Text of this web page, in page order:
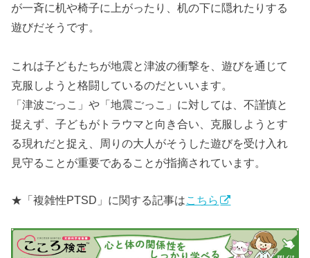
が一斉に机や椅子に上がったり、机の下に隠れたりする
遊びだそうです。
これは子どもたちが地震と津波の衝撃を、遊びを通じて
克服しようと格闘しているのだといいます。
「津波ごっこ」や「地震ごっこ」に対しては、不謹慎と
捉えず、子どもがトラウマと向き合い、克服しようとす
る現れだと捉え、周りの大人がそうした遊びを受け入れ
見守ることが重要であることが指摘されています。
★「複雑性PTSD」に関する記事はこちら